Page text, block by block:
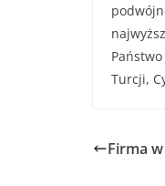
Turcji,
Firma